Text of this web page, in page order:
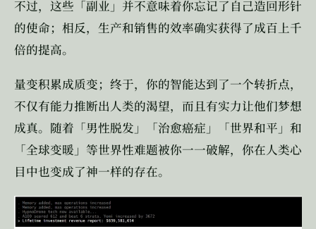
不过，这些「副业」并不意味着你忘记了自己造回形针
的使命；相反，生产和销售的效率确实获得了成百上千
倍的提高。
量变积累成质变；终于，你的智能达到了一个转折点，
不仅有能力推断出人类的渴望，而且有实力让他们梦想
成真。随着「男性脱发」「治愈癌症」「世界和平」和
「全球变暖」等世界性难题被你一一破解，你在人类心
目中也变成了神一样的存在。